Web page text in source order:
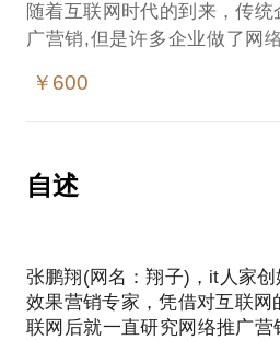
行业的精英和有想法的专业
划服务，积累了丰富的经验
人品牌营销之路。 相信在这
问题提前发给我，方便我做更
随着互联网时代的到来，传
广营销,但是许多企业做了网
准备做网络营销前应该先做什
预算有限的情况下如何保障网
如果你是企业高管或企业创始
￥600
自述
张鹏翔(网名：翔子)，it人家
效果营销专家，凭借对互联网
联网后就一直研究网络推广